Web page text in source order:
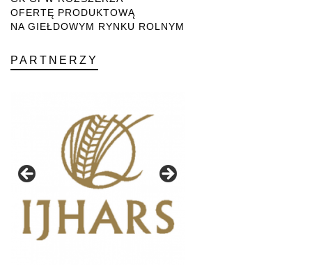
OFERTĘ PRODUKTOWĄ
NA GIEŁDOWYM RYNKU ROLNYM
PARTNERZY